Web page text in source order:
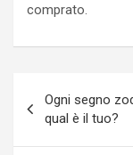
comprato.
articoli
Ogni segno
qual è il tuo?